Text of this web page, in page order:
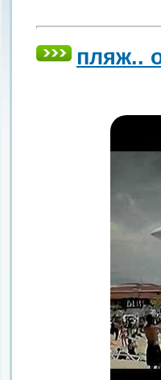
пляж..